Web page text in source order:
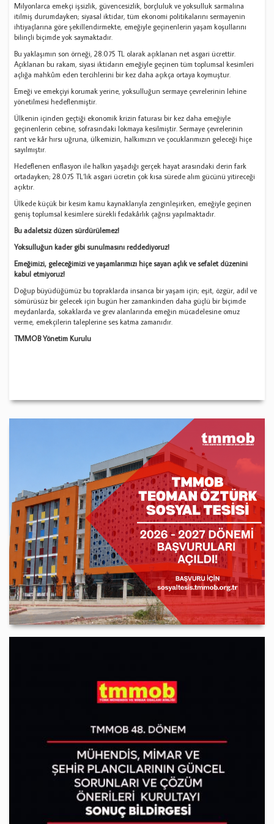
Milyonlarca emekçi işsizlik, güvencesizlik, borçluluk ve yoksulluk sarmalına
itilmiş durumdayken; siyasal iktidar, tüm ekonomi politikalarını sermayenin
ihtiyaçlarına göre şekillendirmekte, emeğiyle geçinenlerin yaşam koşullarını
bilinçli biçimde yok saymaktadır.
Bu yaklaşımın son örneği, 28.075 TL olarak açıklanan net asgari ücrettir.
Açıklanan bu rakam, siyasi iktidarın emeğiyle geçinen tüm toplumsal kesimleri
açlığa mahkûm eden tercihlerini bir kez daha açıkça ortaya koymuştur.
Emeği ve emekçiyi korumak yerine, yoksulluğun sermaye çevrelerinin lehine
yönetilmesi hedeflenmiştir.
Ülkenin içinden geçtiği ekonomik krizin faturası bir kez daha emeğiyle
geçinenlerin cebine, sofrasındaki lokmaya kesilmiştir. Sermaye çevrelerinin
rant ve kâr hırsı uğruna, ülkemizin, halkımızın ve çocuklarımızın geleceği hiçe
sayılmıştır.
Hedeflenen enflasyon ile halkın yaşadığı gerçek hayat arasındaki derin fark
ortadayken; 28.075 TL’lik asgari ücretin çok kısa sürede alım gücünü yitireceği
açıktır.
Ülkede küçük bir kesim kamu kaynaklarıyla zenginleşirken, emeğiyle geçinen
geniş toplumsal kesimlere sürekli fedakârlık çağrısı yapılmaktadır.
Bu adaletsiz düzen sürdürülemez!
Yoksulluğun kader gibi sunulmasını reddediyoruz!
Emeğimizi, geleceğimizi ve yaşamlarımızı hiçe sayan açlık ve sefalet düzenini
kabul etmiyoruz!
Doğup büyüdüğümüz bu topraklarda insanca bir yaşam için; eşit, özgür, adil ve
sömürüsüz bir gelecek için bugün her zamankinden daha güçlü bir biçimde
meydanlarda, sokaklarda ve grev alanlarında emeğin mücadelesine omuz
verme, emekçilerin taleplerine ses katma zamanıdır.
TMMOB Yönetim Kurulu